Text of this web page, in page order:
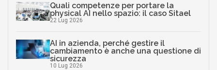
Quali competenze per portare la
physical AI nello spazio: il caso Sitael
22 Lug 2026
AI in azienda, perché gestire il
cambiamento è anche una questione di
sicurezza
10 Lug 2026